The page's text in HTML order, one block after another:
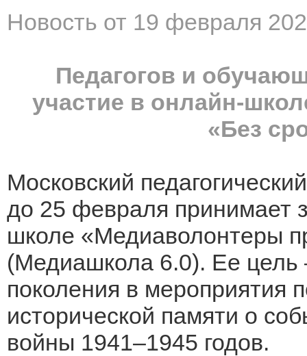
Новость от 19 февраля
Педагогов и
участие в онлайн-
«Без
Московский
до 25 февраля принимает
школе «Медиаволонтеры
(Медиашкола 6.0). Ее цель
поколения в мероприятия
исторической памяти о
войны 1941–1945 годов.